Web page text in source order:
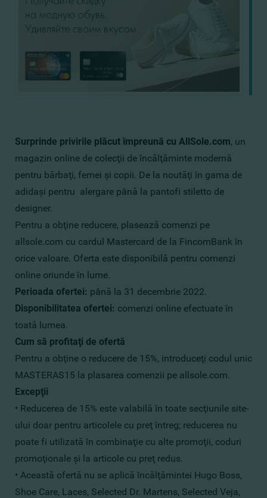
Surprinde privirile plăcut împreună cu AllSole.com, un
magazin online de colecţii de încălţăminte modernă
pentru bărbaţi, femei şi copii. De la noutăţi în gama de
adidaşi pentru alergare până la pantofi stiletto de
designer.
Pentru a obţine reducere, plasează comenzi pe
allsole.com cu cardul Mastercard de la FincomBank în
orice valoare. Oferta este disponibilă pentru comenzi
online oriunde în lume.
Perioada ofertei: până la 31 decembrie 2022.
Disponibilitatea ofertei: comenzi online efectuate în
toată lumea.
Cum să profitaţi de ofertă
Pentru a obţine o reducere de 15%, introduceţi codul unic
MASTERAS15 la plasarea comenzii pe allsole.com.
Excepţii
• Reducerea de 15% este valabilă în toate secţiunile site-
ului doar pentru articolele cu preţ întreg; reducerea nu
poate fi utilizată în combinaţie cu alte promoţii, coduri
promoţionale şi la articole cu preţ redus.
• Această ofertă nu se aplică încălţămintei Hugo Boss,
Shoe Care, Laces, Selected Dr. Martens, Selected Veja,